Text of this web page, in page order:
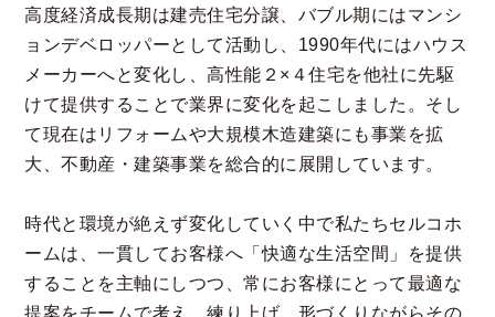
高度経済成長期は建売住宅分譲、バブル期にはマンシ
ョンデベロッパーとして活動し、1990年代にはハウス
メーカーへと変化し、高性能２×４住宅を他社に先駆
けて提供することで業界に変化を起こしました。そし
て現在はリフォームや大規模木造建築にも事業を拡
大、不動産・建築事業を総合的に展開しています。
時代と環境が絶えず変化していく中で私たちセルコホ
ームは、一貫してお客様へ「快適な生活空間」を提供
することを主軸にしつつ、常にお客様にとって最適な
提案をチームで考え、練り上げ、形づくりながらその